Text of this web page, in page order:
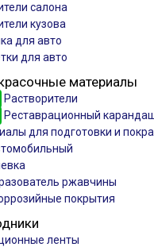
салона
кузова
для авто
для авто
материалы
Растворители
Реставрационный
для подготовки и
ржавчины
покрытия
ленты